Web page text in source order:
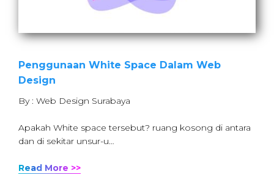
Penggunaan White Space Dalam Web
Design
By : Web Design Surabaya
Apakah White space tersebut? ruang kosong di antara
dan di sekitar unsur-u…
Read More >>